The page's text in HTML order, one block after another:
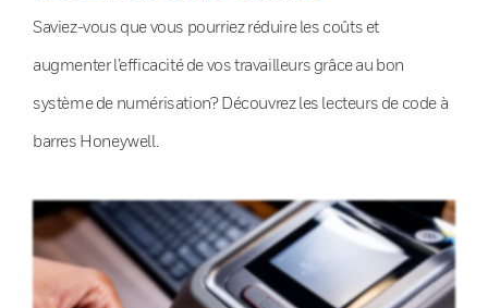
Saviez-vous que vous pourriez réduire les coûts et
augmenter l’efficacité de vos travailleurs grâce au bon
système de numérisation? Découvrez les lecteurs de code à
barres Honeywell.